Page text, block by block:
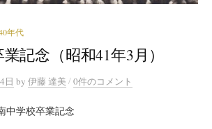
年代
記念（昭和41年3月）
日 by 伊藤 達美 /0件のコメント
中学校卒業記念